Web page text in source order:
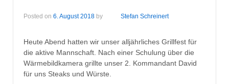
Posted on 6. August 2018 by Stefan Schreinert
Heute Abend hatten wir unser alljährliches Grillfest für
die aktive Mannschaft. Nach einer Schulung über die
Wärmebildkamera grillte unser 2. Kommandant David
für uns Steaks und Würste.